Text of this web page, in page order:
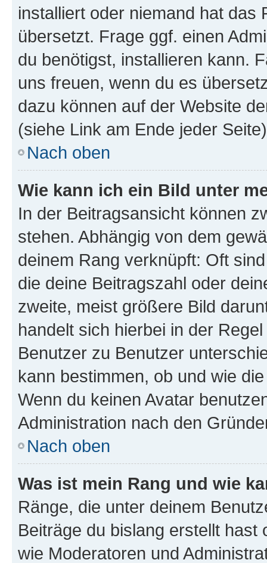
installiert oder niemand hat das
übersetzt. Frage ggf. einen
du benötigst, installieren kann.
uns freuen, wenn du es
dazu können auf der Website
(siehe Link am Ende jeder
Nach oben
Wie kann ich ein Bild unter
In der Beitragsansicht können
stehen. Abhängig von dem
deinem Rang verknüpft: Oft
die deine Beitragszahl oder
zweite, meist größere Bild
handelt sich hierbei in der
Benutzer zu Benutzer
kann bestimmen, ob und wie
Wenn du keinen Avatar
Administration nach den
Nach oben
Was ist mein Rang und wie
Ränge, die unter deinem
Beiträge du bislang erstellt
wie Moderatoren und